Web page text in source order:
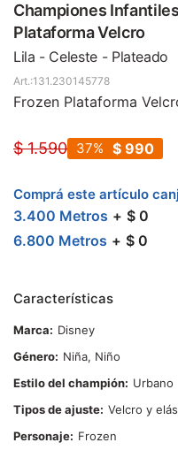
Championes
Plataforma Velcro
Lila - Celeste - Plateado
131.230145778
Frozen Plataforma
$ 1.590 $ 990
37
Comprá este artículo
3.400 Metros $ 0
6.800 Metros $ 0
Características
Marca
Disney
Género
Niña, Niño
Estilo del champión
Urbano
Tipos de ajuste Velcro y
Personaje
Frozen